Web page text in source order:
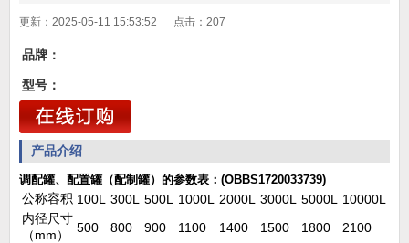
更新：2025-05-11 15:53:52 点击： 207
品牌：
型号：
产品介绍
调配罐、配置罐（配制罐）的参数表：(OBBS1720033739)
公称容积 100L 300L 500L 1000L 2000L 3000L 5000L
10000L
内径尺寸
（mm）
500 800 900 1100 1400 1500 1800
2100